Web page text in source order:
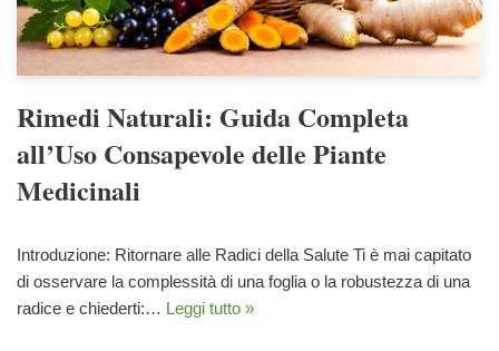
Rimedi Naturali: Guida Completa
all’Uso Consapevole delle Piante
Medicinali
Introduzione: Ritornare alle Radici della Salute Ti è mai capitato
di osservare la complessità di una foglia o la robustezza di una
radice e chiederti:… Leggi tutto »